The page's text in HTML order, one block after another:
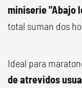
miniserie "Abajo
total suman dos
Ideal para
de atrevidos